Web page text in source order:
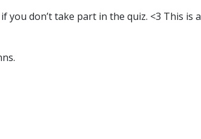
you don’t take part in the quiz. <3 This is a